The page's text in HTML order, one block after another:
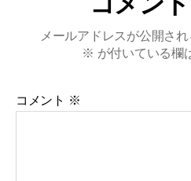
メールアドレスが公開さ
※ が付いている欄
コメント ※